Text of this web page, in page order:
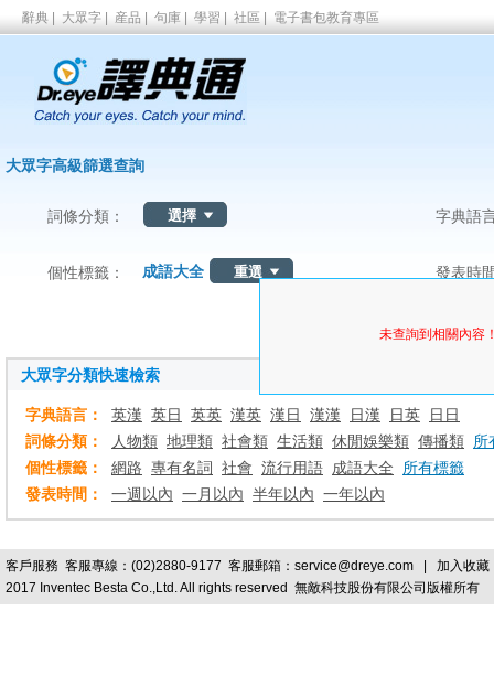
辭典 大眾字 産品 句庫 學習 社區 電子書包教育專區
未查詢到相關內容
大眾字高級篩選查詢
詞條分類： 字典語
個性標籤： 成語大全 發表時
大眾字分類快速檢索
字典語言： 英漢 英日 英英 漢英 漢日 漢漢 日漢 日英
日日
詞條分類：
人物類 地理類 社會類 生活類 休閒娛樂類 傳播類 所
個性標籤：
網路 專有名詞 社會 流行用語 成語大全
所有標籤
發表時間：
一週以內 一月以內 半年以內 一年以內
客戶服務 客服專線：(02)2880-9177 客服郵箱： service@dreye.com 加入收藏
2017 Inventec Besta Co.,Ltd. All rights reserved 無敵科技股份有限公司版權所有